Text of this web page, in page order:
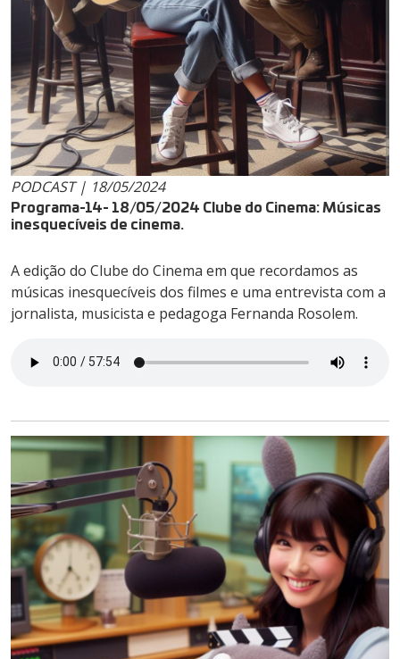
PODCAST | 18/05/2024
Programa-14- 18/05/2024 Clube do Cinema: Músicas
inesquecíveis de cinema.
A edição do Clube do Cinema em que recordamos as
músicas inesquecíveis dos filmes e uma entrevista com a
jornalista, musicista e pedagoga Fernanda Rosolem.